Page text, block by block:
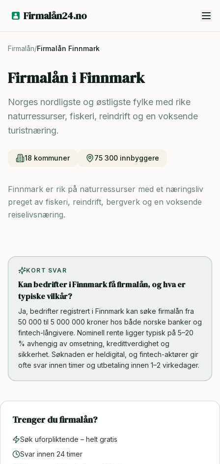
Firmalån24.no
Firmalån/Firmalån Finnmark
Firmalån iFinnmark
Norges nordligste og østligste fylke med rike
naturressurser, fiskeri, reindrift og en voksende
turistnæring.
18 kommuner 75 300 innbyggere
Finnmark er rik på naturressurser med et næringsliv
preget av fiskeri, reindrift, bergverk og en voksende
reiselivsnæring.
KORT SVAR
Kan bedrifter i Finnmark få firmalån, og hva er
typiske vilkår?
Ja, bedrifter registrert i Finnmark kan søke firmalån fra
50 000 til 5 000 000 kroner hos både norske banker og
fintech-långivere. Nominell rente ligger typisk på 5–20
% avhengig av omsetning, kredittverdighet og
sikkerhet. Søknaden er heldigital, og fintech-aktører gir
ofte svar innen timer og utbetaling innen 1–2 virkedager.
Trenger du firmalån?
Søk uforpliktende – helt gratis
Svar innen 24 timer